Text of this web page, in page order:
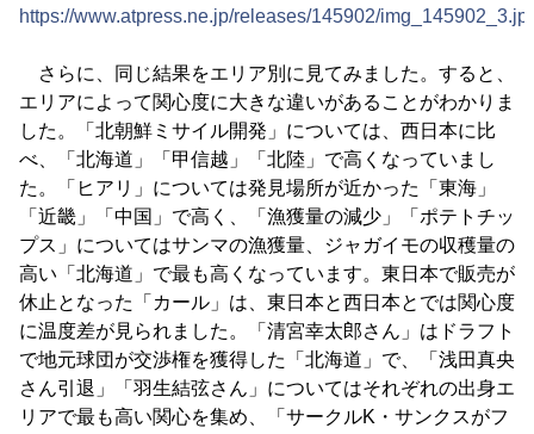
https://www.atpress.ne.jp/releases/145902/
さらに、同じ結果をエリア別に見てみました。すると、
エリアによって関心度に大きな違いがあることがわかりま
した。「北朝鮮ミサイル開発」については、西日本に比
べ、「北海道」「甲信越」「北陸」で高くなっていまし
た。「ヒアリ」については発見場所が近かった「東海」
「近畿」「中国」で高く、「漁獲量の減少」「ポテトチッ
プス」についてはサンマの漁獲量、ジャガイモの収穫量の
高い「北海道」で最も高くなっています。東日本で販売が
休止となった「カール」は、東日本と西日本とでは関心度
に温度差が見られました。「清宮幸太郎さん」はドラフト
で地元球団が交渉権を獲得した「北海道」で、「浅田真央
さん引退」「羽生結弦さん」についてはそれぞれの出身エ
リアで最も高い関心を集め、「サークルK・サンクスがフ